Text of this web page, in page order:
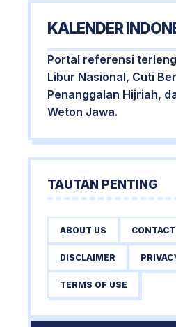
KALENDER
Portal referensi
Libur Nasional, Cuti
Penanggalan Hijriah,
Weton Jawa.
TAUTAN PENTING
ABOUT US
DISCLAIMER
TERMS OF USE